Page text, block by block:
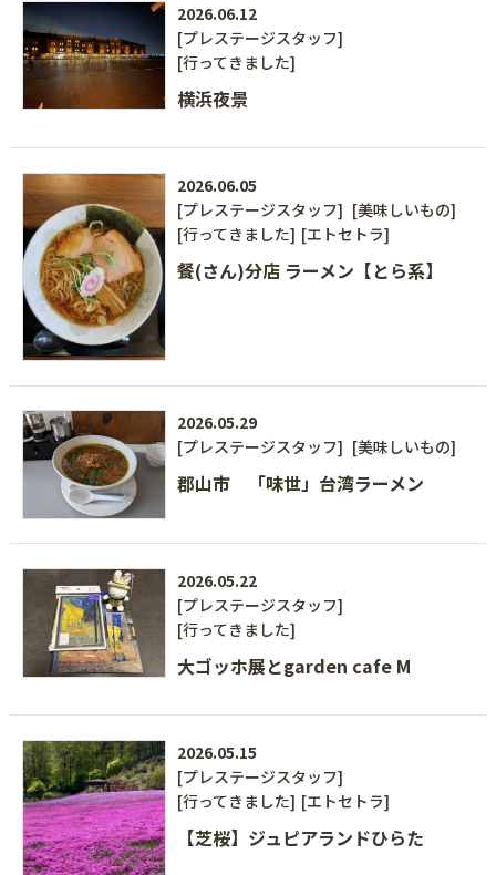
2026.06.12
[プレステージスタッフ]
[行ってきました]
横浜夜景
2026.06.05
[プレステージスタッフ] [美味しいもの]
[行ってきました] [エトセトラ]
餐(さん)分店 ラーメン【とら系】
2026.05.29
[プレステージスタッフ] [美味しいもの]
郡山市 「味世」台湾ラーメン
2026.05.22
[プレステージスタッフ]
[行ってきました]
大ゴッホ展とgarden cafe M
2026.05.15
[プレステージスタッフ]
[行ってきました] [エトセトラ]
【芝桜】ジュピアランドひらた